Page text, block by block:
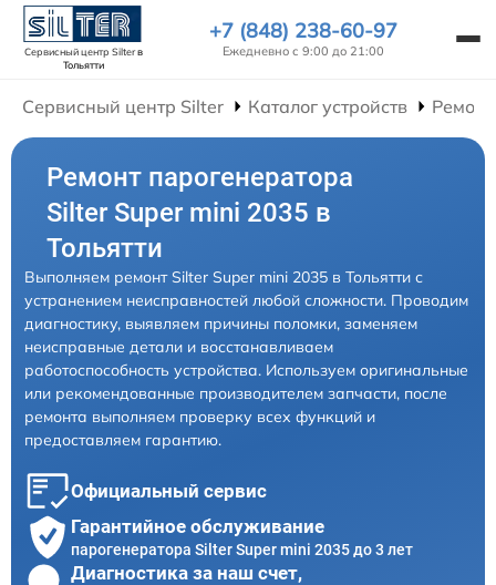
Сервисный центр Silterв
Тольятти
+7 (848) 238-60-97
Ежедневно с 9:00 до 21:00
Сервисный центр Silter Каталог устройств
Ремонт парогенератора
Silter Super mini 2035 в
Тольятти
Выполняем ремонт Silter Super mini 2035 в Тольятти с
устранением неисправностей любой сложности. Проводим
диагностику, выявляем причины поломки, заменяем
неисправные детали и восстанавливаем
работоспособность устройства. Используем оригинальные
или рекомендованные производителем запчасти, после
ремонта выполняем проверку всех функций и
предоставляем гарантию.
Официальный сервис
Гарантийное обслуживание
парогенератора Silter Super mini 2035 до 3 лет
Диагностика за наш счет,